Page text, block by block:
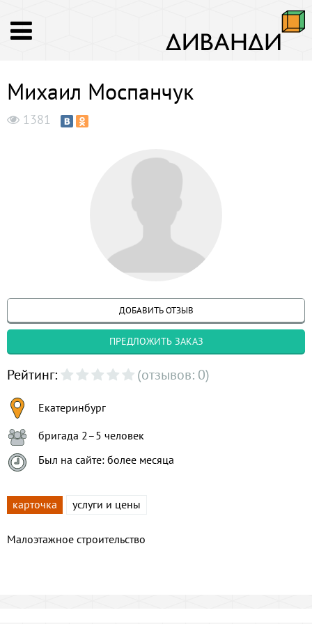
Михаил Моспанчук
1381
ДОБАВИТЬ ОТЗЫВ
ПРЕДЛОЖИТЬ ЗАКАЗ
Рейтинг: (отзывов: 0)
Екатеринбург
бригада 2–5 человек
Был на сайте: более месяца
карточка услуги и цены
Малоэтажное строительство